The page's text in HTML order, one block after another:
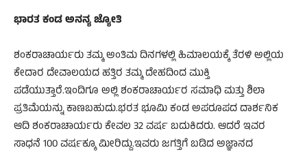
ಭಾರತ ಕಂಡ ಅನನ್ಯ ಜ್ಯೋತಿ
ಶಂಕರಾಚಾರ್ಯರು ತಮ್ಮ ಅಂತಿಮ ದಿನಗಳಲ್ಲಿ ಹಿಮಾಲಯಕ್ಕೆ ತೆರಳಿ ಅಲ್ಲಿಯ
ಕೇದಾರ ದೇವಾಲಯದ ಹತ್ತಿರ ತಮ್ಮ ದೇಹದಿಂದ ಮುಕ್ತಿ
ಪಡೆಯುತ್ತಾರೆ.ಇಂದಿಗೂ ಅಲ್ಲಿ ಶಂಕರಾಚಾರ್ಯರ ಸಮಾಧಿ ಮತ್ತು ಶಿಲಾ
ಪ್ರತಿಮೆಯನ್ನು ಕಾಣಬಹುದು.ಭರತ ಭೂಮಿ ಕಂಡ ಅಪರೂಪದ ದಾರ್ಶನಿಕ
ಆದಿ ಶಂಕರಾಚಾರ್ಯರು ಕೇವಲ 32 ವರ್ಷ ಬದುಕಿದರು. ಆದರೆ ಇವರ
ಸಾಧನೆ 100 ವರ್ಷಕ್ಕೂ ಮೀರಿದ್ದು.ಇವರು ಜಗತ್ತಿಗೆ ಬಡಿದ ಅಜ್ಞಾನದ